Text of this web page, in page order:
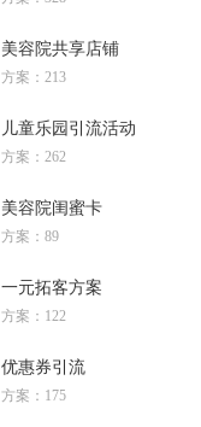
美容院共享店铺
方案：213
儿童乐园引流活动
方案：262
美容院闺蜜卡
方案：89
一元拓客方案
方案：122
优惠券引流
方案：175